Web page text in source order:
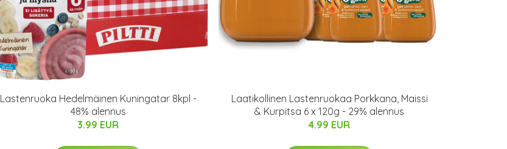
Lastenruoka Hedelmäinen Kuningatar 8kpl -
48% alennus
3.99 EUR
Laatikollinen Lastenruokaa Porkkana, Maissi
& Kurpitsa 6 x 120g - 29% alennus
4.99 EUR